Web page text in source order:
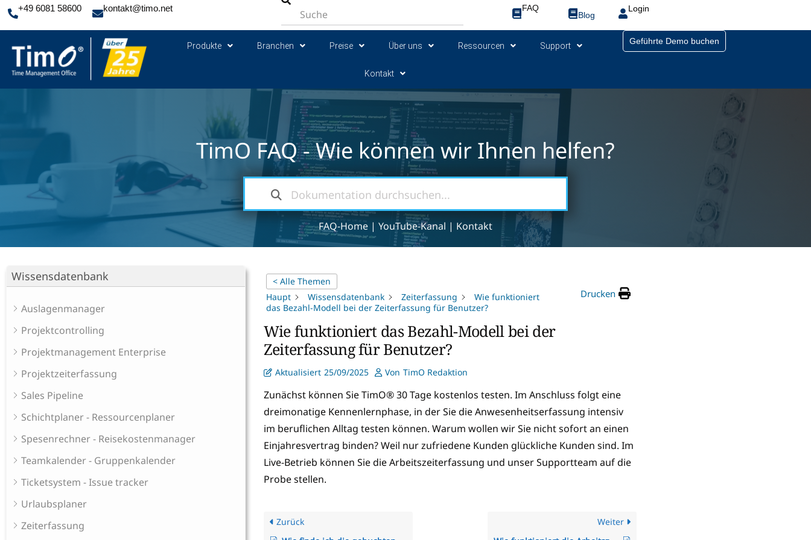
+49 6081 58600 kontakt@timo.net FAQ
Blog
Login
Produkte Branchen Preise Über uns Ressourcen Support
Kontakt
Geführte Demo buchen
TimO FAQ - Wie können wir Ihnen helfen?
FAQ-Home | YouTube-Kanal | Kontakt
Wissensdatenbank
Auslagenmanager
Projektcontrolling
Projektmanagement Enterprise
Projektzeiterfassung
Sales Pipeline
Schichtplaner - Ressourcenplaner
Spesenrechner - Reisekostenmanager
Teamkalender - Gruppenkalender
Ticketsystem - Issue tracker
Urlaubsplaner
Zeiterfassung
< Alle Themen
Haupt
Wissensdatenbank Zeiterfassung
Wie funktioniert
das Bezahl-Modell bei der Zeiterfassung für Benutzer?
Drucken
Wie funktioniert das Bezahl-Modell bei der
Zeiterfassung für Benutzer?
Aktualisiert 25/09/2025 Von TimO Redaktion
Zunächst können Sie TimO® 30 Tage kostenlos testen. Im Anschluss folgt eine
dreimonatige Kennenlernphase, in der Sie die Anwesenheitserfassung intensiv
im beruflichen Alltag testen können. Warum wollen wir Sie nicht sofort an einen
Einjahresvertrag binden? Weil nur zufriedene Kunden glückliche Kunden sind. Im
Live-Betrieb können Sie die Arbeitszeiterfassung und unser Supportteam auf die
Probe stellen.
Zurück
Weiter